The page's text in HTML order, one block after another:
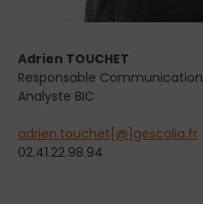
Adrien TOUCHET
Responsable Communication
Analyste BIC
adrien.touchet[@]gescolia.fr
02.41.22.98.94